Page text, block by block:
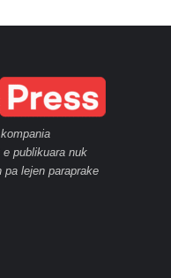
publikuara nuk
pa lejen paraprake